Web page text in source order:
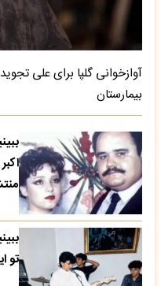
آوازخوانی گلپا برای علی
بیمارستان
تو